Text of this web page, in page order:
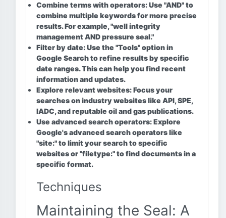
Combine terms with operators:Use "AND" to
combine multiple keywords for more precise
results. For example, "well integrity
management AND pressure seal."
Filter by date:Use the "Tools" option in
Google Search to refine results by specific
date ranges. This can help you find recent
information and updates.
Explore relevant websites:Focus your
searches on industry websites like API, SPE,
IADC, and reputable oil and gas publications.
Use advanced search operators:Explore
Google's advanced search operators like
"site:" to limit your search to specific
websites or "filetype:" to find documents in a
specific format.
Techniques
Maintaining the Seal: A